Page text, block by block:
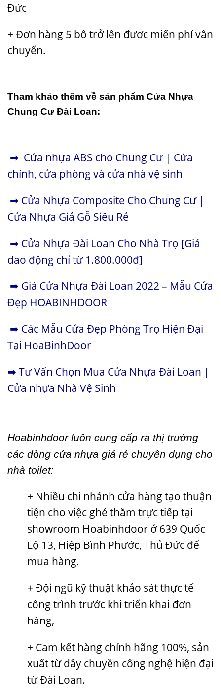
Đức
+ Đơn hàng 5 bộ trở lên được miến phí vận
chuyển.
Tham khảo thêm về sản phẩm Cửa Nhựa
Chung Cư Đài Loan:
➡ Cửa nhựa ABS cho Chung Cư | Cửa
chính, cửa phòng và cửa nhà vệ sinh
➡ Cửa Nhựa Composite Cho Chung Cư |
Cửa Nhựa Giả Gỗ Siêu Rẻ
➡ Cửa Nhựa Đài Loan Cho Nhà Trọ [Giá
dao động chỉ từ 1.800.000đ]
➡ Giá Cửa Nhựa Đài Loan 2022 – Mẫu Cửa
Đẹp HOABINHDOOR
➡ Các Mẫu Cửa Đẹp Phòng Trọ Hiện Đại
Tại HoaBinhDoor
➡ Tư Vấn Chọn Mua Cửa Nhựa Đài Loan |
Cửa nhựa Nhà Vệ Sinh
Hoabinhdoor luôn cung cấp ra thị trường
các dòng cửa nhựa giá rẻ chuyên dụng cho
nhà toilet:
+ Nhiều chi nhánh cửa hàng tạo thuận
tiện cho việc ghé thăm trực tiếp tại
showroom Hoabinhdoor ở 639 Quốc
Lộ 13, Hiệp Bình Phước, Thủ Đức để
mua hàng.
+ Đội ngũ kỹ thuật khảo sát thực tế
công trình trước khi triển khai đơn
hàng,
+ Cam kết hàng chính hãng 100%, sản
xuất từ dây chuyền công nghệ hiện đại
từ Đài Loan.